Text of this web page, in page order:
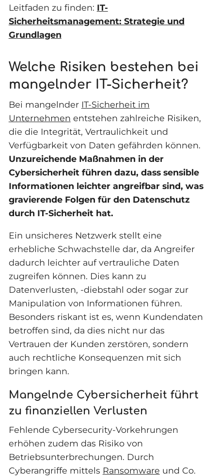
Leitfaden zu finden: IT-
Sicherheitsmanagement: Strategie und
Grundlagen
Welche Risiken bestehen bei
mangelnder IT-Sicherheit?
Bei mangelnder IT-Sicherheit im
Unternehmen entstehen zahlreiche Risiken,
die die Integrität, Vertraulichkeit und
Verfügbarkeit von Daten gefährden können.
Unzureichende Maßnahmen in der
Cybersicherheit führen dazu, dass sensible
Informationen leichter angreifbar sind, was
gravierende Folgen für den Datenschutz
durch IT-Sicherheit hat.
Ein unsicheres Netzwerk stellt eine
erhebliche Schwachstelle dar, da Angreifer
dadurch leichter auf vertrauliche Daten
zugreifen können. Dies kann zu
Datenverlusten, -diebstahl oder sogar zur
Manipulation von Informationen führen.
Besonders riskant ist es, wenn Kundendaten
betroffen sind, da dies nicht nur das
Vertrauen der Kunden zerstören, sondern
auch rechtliche Konsequenzen mit sich
bringen kann.
Mangelnde Cybersicherheit führt
zu finanziellen Verlusten
Fehlende Cybersecurity-Vorkehrungen
erhöhen zudem das Risiko von
Betriebsunterbrechungen. Durch
Cyberangriffe mittels Ransomware und Co.